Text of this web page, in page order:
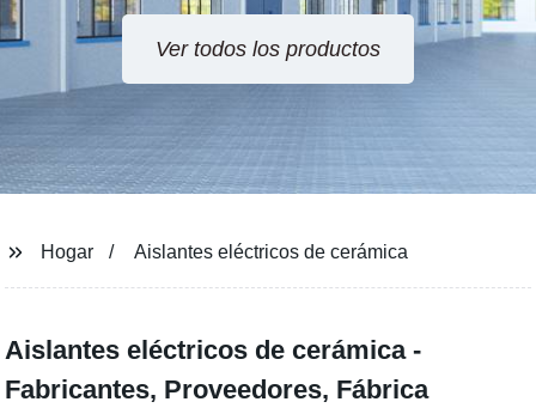
Ver todos los productos
Hogar Aislantes eléctricos de cerámica
Aislantes eléctricos de cerámica -
Fabricantes, Proveedores, Fábrica